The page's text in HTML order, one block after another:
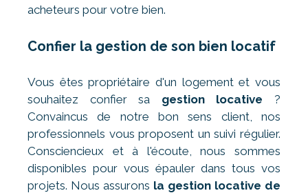
acheteurs pour votre bien.
Confier la gestion de son bien locatif
Vous êtes propriétaire d'un logement et vous
souhaitez confier sa gestion locative ?
Convaincus de notre bon sens client, nos
professionnels vous proposent un suivi régulier.
Consciencieux et à l'écoute, nous sommes
disponibles pour vous épauler dans tous vos
projets. Nous assurons la gestion locative de